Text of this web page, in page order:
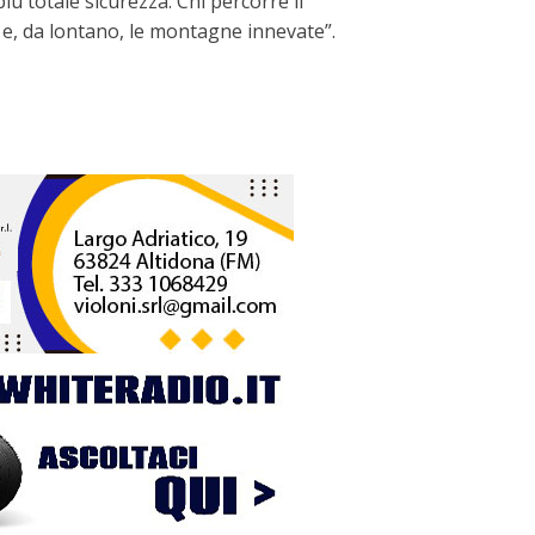
da lontano, le montagne innevate”.